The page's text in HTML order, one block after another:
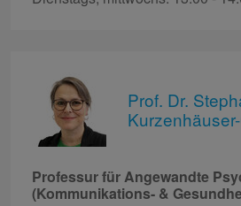
Prof. Dr.
Professur für Angewandte
(Kommunikations- &